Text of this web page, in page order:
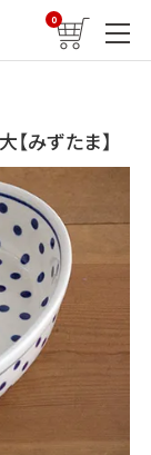
0
みずたま】